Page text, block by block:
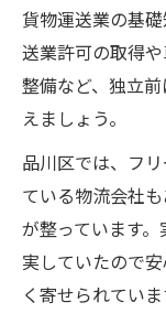
貨物運送業の基
送業許可の取得
整備など、独立
えましょう。
品川区では、フ
ている物流会社
が整っています
実していたので
く寄せられていま